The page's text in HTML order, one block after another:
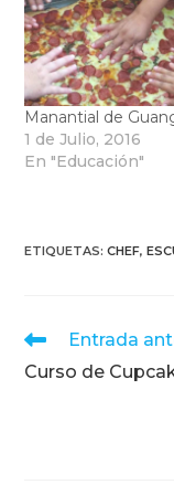
Manantial de
1 de Julio, 2016
En "Educación"
ETIQUETAS:CHEF,
Leer
artículos
Entrada
Curso de